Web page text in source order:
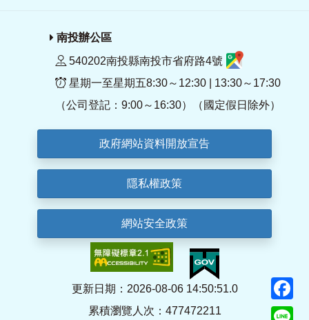
南投辦公區
540202南投縣南投市省府路4號
星期一至星期五8:30～12:30 | 13:30～17:30
（公司登記：9:00～16:30）（國定假日除外）
政府網站資料開放宣告
隱私權政策
網站安全政策
更新日期：2026-08-06 14:50:51.0
累積瀏覽人次：477472211